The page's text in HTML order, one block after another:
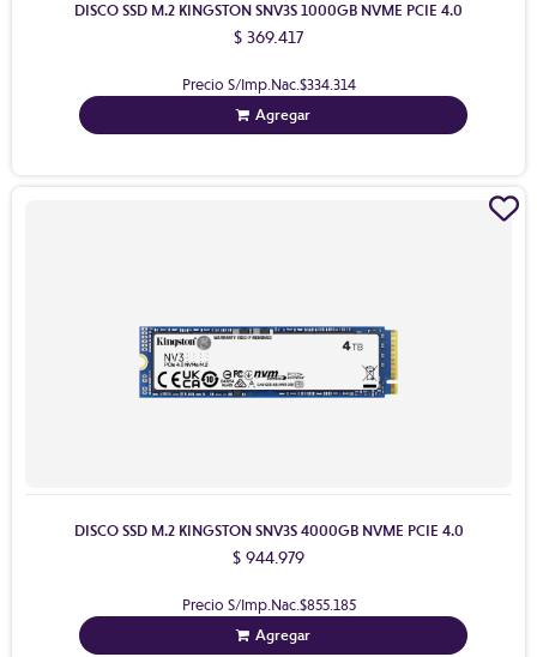
DISCO SSD M.2 KINGSTON SNV3S 1000GB NVME PCIE 4.0
$ 369.417
Precio S/Imp.Nac.$334.314
Agregar
DISCO SSD M.2 KINGSTON SNV3S 4000GB NVME PCIE 4.0
$ 944.979
Precio S/Imp.Nac.$855.185
Agregar